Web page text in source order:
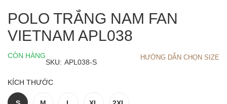
POLO TRẮNG NAM FAN
VIETNAM APL038
CÒN HÀNG HƯỚNG DẪN CHỌN SIZE
SKU: APL038-S
KÍCH THƯỚC